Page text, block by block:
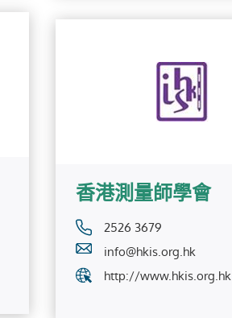
香港測量師學會
2526 3679
info@hkis.org.hk
http://www.hkis.org.hk